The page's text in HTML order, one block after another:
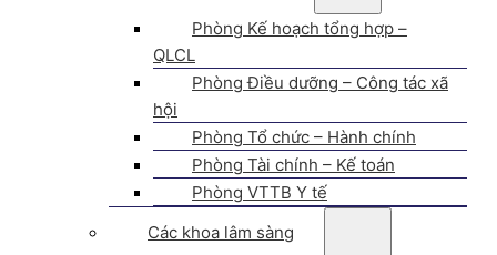
Phòng Kế hoạch tổng hợp –
QLCL
Phòng Điều dưỡng – Công tác xã
hội
Phòng Tổ chức – Hành chính
Phòng Tài chính – Kế toán
Phòng VTTB Y tế
Các khoa lâm sàng